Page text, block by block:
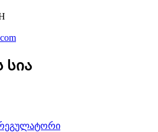
სია